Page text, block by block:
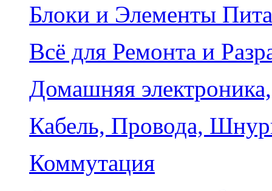
Блоки и Элементы
Всё для Ремонта и
Домашняя
Кабель, Провода,
Коммутация